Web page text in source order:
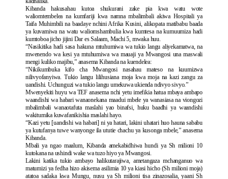
Kibanda hakusahau kutoa shukurani zake pia kwa watu wote
waliomtembelea na kumfariji kwa namna mbalimbali akiwa Hospitali ya
Taifa Muhimbili na baadaye nchini Afrika Kusini, alikopata matibabu baada
ya kuvamiwa na watu waliomshambulia kwa kumtesa na kumuumiza hadi
kumtoboa jicho jijini Dar es Salaam, Machi 5, mwaka huu.
“Nasikitika hadi sasa hakuna mtuhumiwa wa tukio langu aliyekamatwa, na
mwenendo wa kesi ya mtuhumiwa wa mauaji ya Mwangosi una maswali
mengi kuliko majibu,” anasema Kibanda na kuendelea:
“Nikikumbuka kifo cha Mwangosi nasahau mateso na kuumizwa
nilivyofanyiwa. Tukio langu lilihusiana moja kwa moja na kazi zangu za
uandishi. Uchunguzi wa tukio langu umekuwa ukienda ndivyo sivyo.”
Mwenyekiti huyu wa TEF anasema nchi yetu imefikia hatua mbaya ambapo
waandishi wa habari wanaonekana maadui mbele ya wanasiasa na viongozi
mbalimbali wanaotafuta maslahi yao binafsi, huku baadhi ya waandishi
wakitumika kuwafanikishia maslahi hayo.
“Kazi yetu [uandishi wa habari] ni ya hatari, lakini uhatari huo hauna sababu
ya kutufanya tuwe wanyonge ila ututie chachu ya kusonga mbele,” anasema
Kibanda.
Mbali ya ngao maalum, Kibanda amekabidhiwa hundi ya Sh milioni 10
kutokana na ushindi wake wa tuzo hiyo ya Mwangosi.
Lakini katika tukio ambayo halikutarajiwa, ametangaza mchanganuo wa
matumizi ya fedha hizo akisema asilimia 10 ya kiasi hicho (Sh milioni moja)
atatoa sadaka kwa Mungu, nusu ya Sh milioni tisa zinazosalia, yaani Sh